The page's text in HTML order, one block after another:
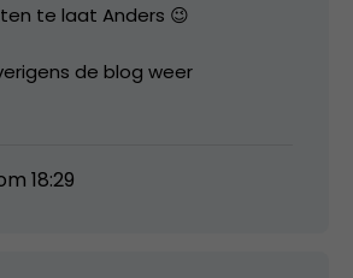
te laat Anders 😉
de blog weer
18:29